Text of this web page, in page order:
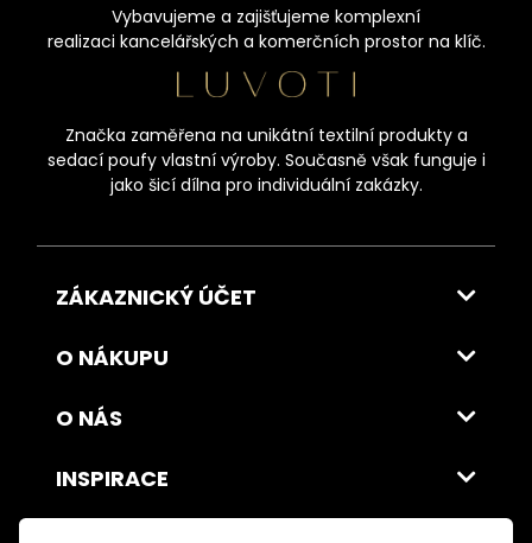
Vybavujeme a zajišťujeme komplexní
realizaci kancelářských a komerčních prostor na klíč.
Značka zaměřena na unikátní textilní produkty a
sedací poufy vlastní výroby. Současně však funguje i
jako šicí dílna pro individuální zakázky.
ZÁKAZNICKÝ ÚČET
O NÁKUPU
O NÁS
INSPIRACE